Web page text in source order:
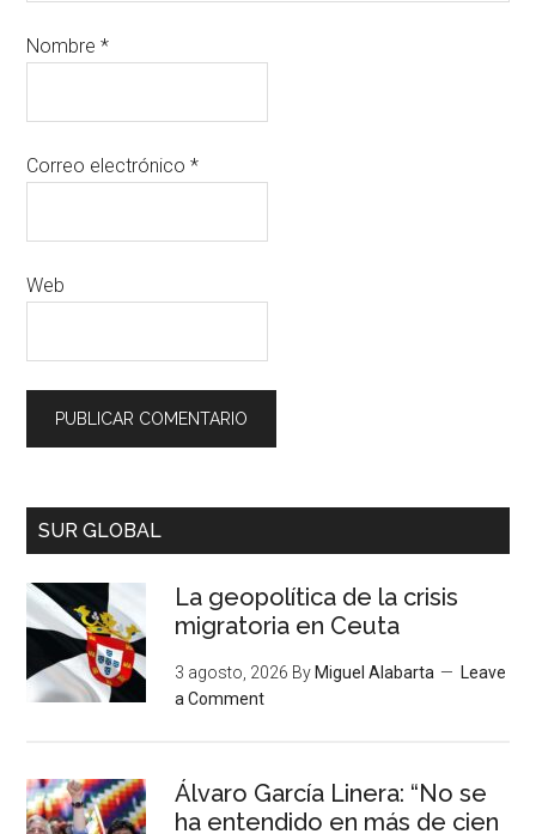
Nombre*
Correo electrónico*
Web
SUR GLOBAL
La geopolítica de la crisis
migratoria en Ceuta
3 agosto, 2026 By Miguel Alabarta
Leave
a Comment
Álvaro García Linera: “No se
ha entendido en más de cien